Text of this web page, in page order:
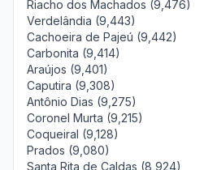
Riacho dos Machados (9,476)
Verdelândia (9,443)
Cachoeira de Pajeú (9,442)
Carbonita (9,414)
Araújos (9,401)
Caputira (9,308)
Antônio Dias (9,275)
Coronel Murta (9,215)
Coqueiral (9,128)
Prados (9,080)
Santa Rita de Caldas (8,924)